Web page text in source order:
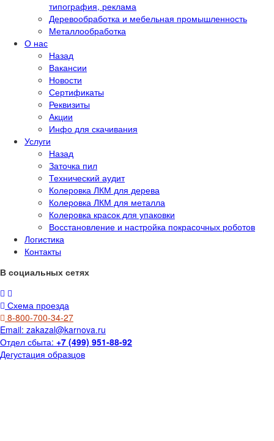
типография, реклама
Деревообработка и мебельная промышленность
Металлообработка
О нас
Назад
Вакансии
Новости
Сертификаты
Реквизиты
Акции
Инфо для скачивания
Услуги
Назад
Заточка пил
Технический аудит
Колеровка ЛКМ для дерева
Колеровка ЛКМ для металла
Колеровка красок для упаковки
Восстановление и настройка покрасочных роботов
Логистика
Контакты
В социальных сетях
Схема проезда
8-800-700-34-27
Email: zakazal@karnova.ru
Отдел сбыта: +7 (499) 951-88-92
Дегустация образцов